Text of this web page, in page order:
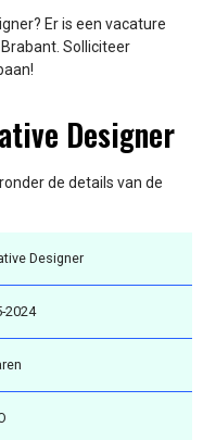
Er is een vacature
Solliciteer
Designer
de details van de
Designer
2024